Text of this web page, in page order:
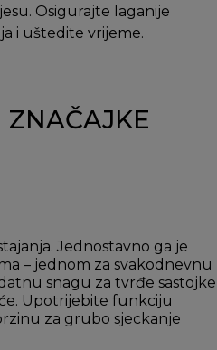
Osigurajte laganije
i uštedite vrijeme.
ZNAČAJKE
Jednostavno ga je
– jednom za svakodnevnu
snagu za tvrđe sastojke
Upotrijebite funkciju
za grubo sjeckanje